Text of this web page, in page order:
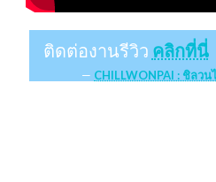
ติดต่องานรีวิว คลิกที่นี่
CHILLWONPAI : ชิลว